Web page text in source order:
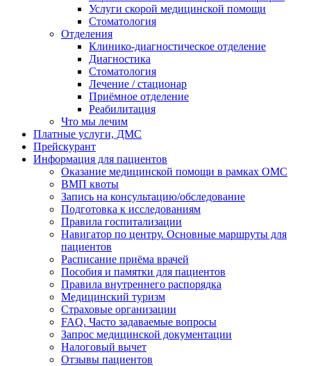
Услуги скорой медицинской помощи
Стоматология
Отделения
Клинико-диагностическое отделение
Диагностика
Стоматология
Лечение / стационар
Приёмное отделение
Реабилитация
Что мы лечим
Платные услуги, ДМС
Прейскурант
Информация для пациентов
Оказание медицинской помощи в рамках ОМС
ВМП квоты
Запись на консультацию/обследование
Подготовка к исследованиям
Правила госпитализации
Навигатор по центру. Основные маршруты для
пациентов
Расписание приёма врачей
Пособия и памятки для пациентов
Правила внутреннего распорядка
Медицинский туризм
Страховые организации
FAQ. Часто задаваемые вопросы
Запрос медицинской документации
Налоговый вычет
Отзывы пациентов